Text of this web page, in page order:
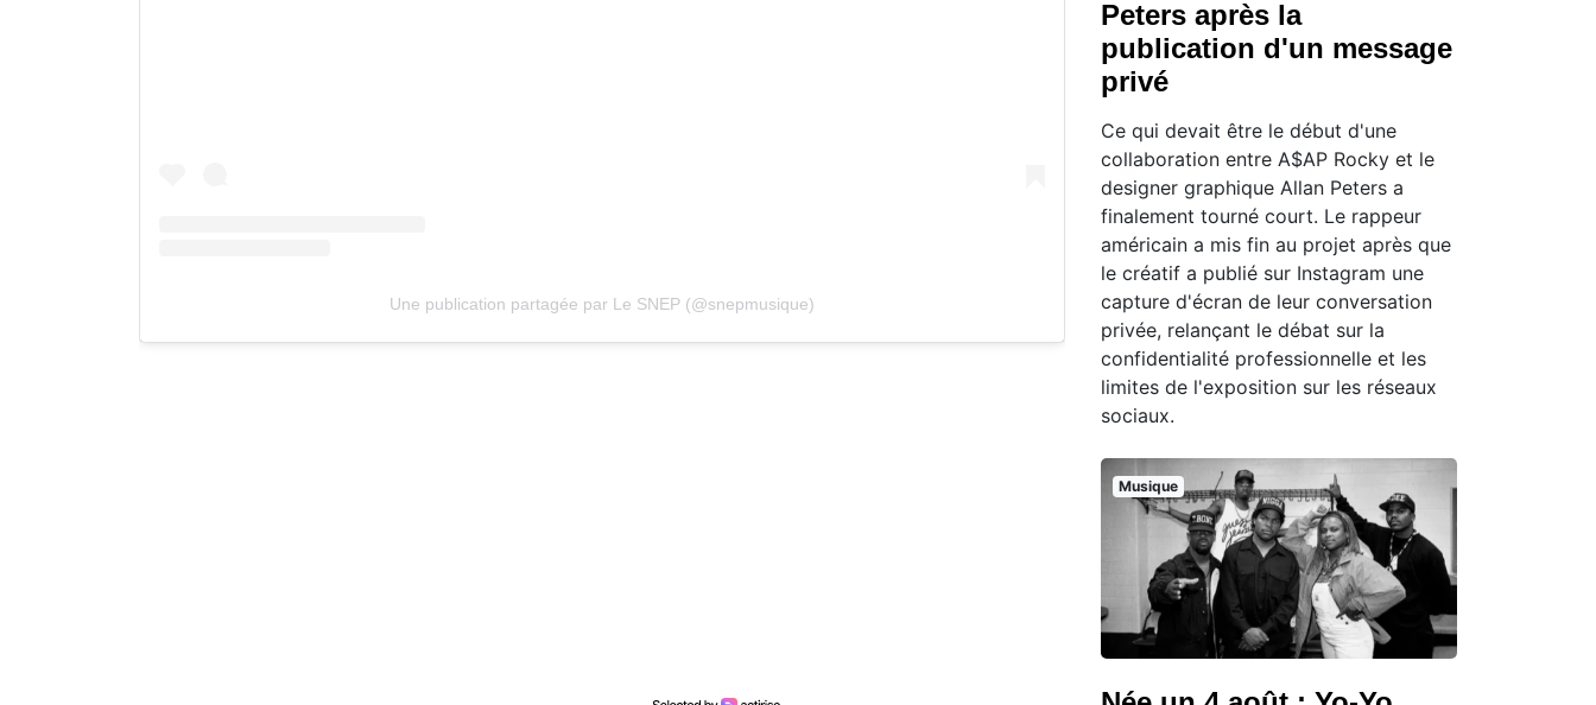
Une publication partagée par Le SNEP (@snepmusique)
Peters après la
publication d'un message
privé
Ce qui devait être le début d'une
collaboration entre A$AP Rocky et le
designer graphique Allan Peters a
finalement tourné court. Le rappeur
américain a mis fin au projet après que
le créatif a publié sur Instagram une
capture d'écran de leur conversation
privée, relançant le débat sur la
confidentialité professionnelle et les
limites de l'exposition sur les réseaux
sociaux.
Musique